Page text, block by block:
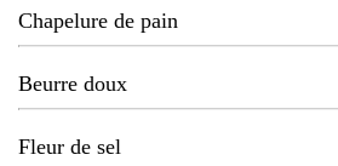
Chapelure de pain
Beurre doux
Fleur de sel